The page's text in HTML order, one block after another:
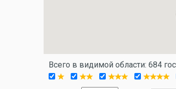
Всего в видимой области: 684